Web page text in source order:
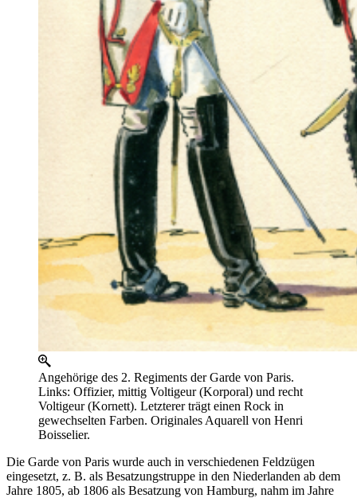
Angehörige des 2. Regiments der Garde von Paris.
Links: Offizier, mittig Voltigeur (Korporal) und recht
Voltigeur (Kornett). Letzterer trägt einen Rock in
gewechselten Farben. Originales Aquarell von Henri
Boisselier.
Die Garde von Paris wurde auch in verschiedenen Feldzügen
eingesetzt, z. B. als Besatzungstruppe in den Niederlanden ab dem
Jahre 1805, ab 1806 als Besatzung von Hamburg, nahm im Jahre